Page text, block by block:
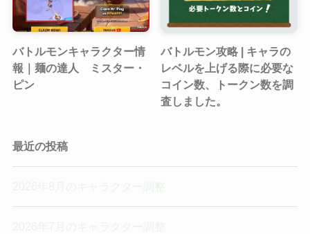
バトルモンキャラクター情
報｜麺の達人 ミスター・
ピン
バトルモン攻略 | キャラの
レベルを上げる際に必要な
コイン数、トークン数を調
査しました。
最近の投稿